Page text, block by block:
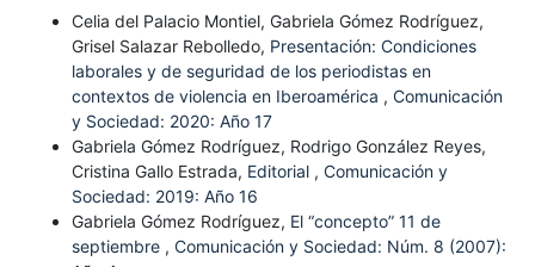
Celia del Palacio Montiel, Gabriela Gómez Rodríguez,
Grisel Salazar Rebolledo, Presentación: Condiciones
laborales y de seguridad de los periodistas en
contextos de violencia en Iberoamérica , Comunicación
y Sociedad: 2020: Año 17
Gabriela Gómez Rodríguez, Rodrigo González Reyes,
Cristina Gallo Estrada, Editorial , Comunicación y
Sociedad: 2019: Año 16
Gabriela Gómez Rodríguez, El “concepto” 11 de
septiembre , Comunicación y Sociedad: Núm. 8 (2007):